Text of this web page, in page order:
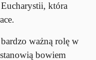
która
ważną rolę w
bowiem